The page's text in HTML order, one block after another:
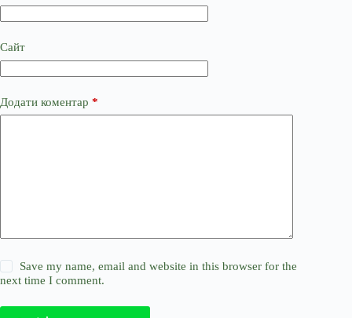
Сайт
Додати коментар *
Save my name, email and website in this browser for the
next time I comment.